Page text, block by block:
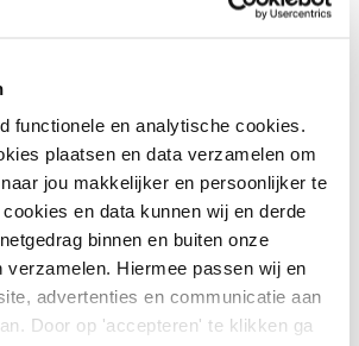
functionele en analytische cookies.
plaatsen en data verzamelen om
jou makkelijker en persoonlijker te
en data kunnen wij en derde
binnen en buiten onze
verzamelen. Hiermee passen wij en
advertenties en communicatie aan
Door op 'accepteren' te klikken ga
bestrijkt gemakkelijk één tot twee
voor een professionele
van het product